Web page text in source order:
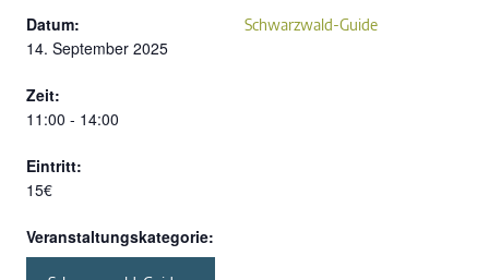
Datum:
14. September 2025
Zeit:
11:00 - 14:00
Eintritt:
15€
Veranstaltungskategorie:
Schwarzwald-Guide